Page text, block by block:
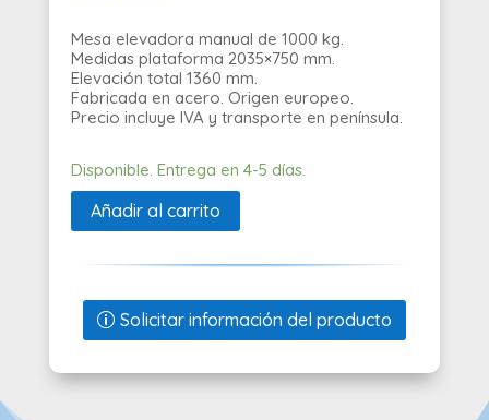
Mesa elevadora manual de 1000 kg.
Medidas plataforma 2035×750 mm.
Elevación total 1360 mm.
Fabricada en acero. Origen europeo.
Precio incluye IVA y transporte en península.
Disponible. Entrega en 4-5 días.
Añadir al carrito
Solicitar información del producto